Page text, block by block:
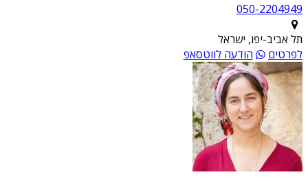
050-2204949
תל אביב-יפו, ישראל
לפרטים
הודעה לווטסאפ